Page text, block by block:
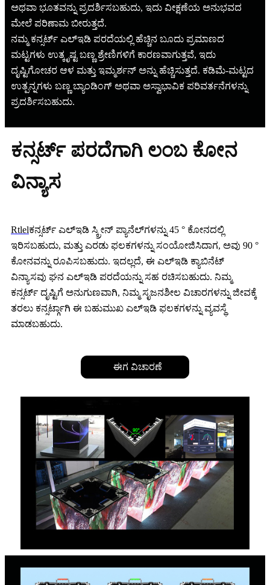
ಅಥವಾ ಭೂತವನ್ನು ಪ್ರದರ್ಶಿಸಬಹುದು, ಇದು ವೀಕ್ಷಣೆಯ ಅನುಭವದ
ಮೇಲೆ ಪರಿಣಾಮ ಬೀರುತ್ತದೆ.
ನಮ್ಮ ಕನ್ಸರ್ಟ್ ಎಲ್ಇಡಿ ಪರದೆಯಲ್ಲಿ ಹೆಚ್ಚಿನ ಬೂದು ಪ್ರಮಾಣದ
ಮಟ್ಟಗಳು ಉತ್ಕೃಷ್ಟ ಬಣ್ಣ ಶ್ರೇಣಿಗಳಿಗೆ ಕಾರಣವಾಗುತ್ತವೆ, ಇದು
ದೃಷ್ಟಿಗೋಚರ ಆಳ ಮತ್ತು ಇಮ್ಮರ್ಶನ್ ಅನ್ನು ಹೆಚ್ಚಿಸುತ್ತದೆ. ಕಡಿಮೆ-ಮಟ್ಟದ
ಉತ್ಪನ್ನಗಳು ಬಣ್ಣ ಬ್ಯಾಂಡಿಂಗ್ ಅಥವಾ ಅಸ್ವಾಭಾವಿಕ ಪರಿವರ್ತನೆಗಳನ್ನು
ಪ್ರದರ್ಶಿಸಬಹುದು.
ಕನ್ಸರ್ಟ್ ಪರದೆಗಾಗಿ ಲಂಬ ಕೋನ
ವಿನ್ಯಾಸ
Rtlelಕನ್ಸರ್ಟ್ ಎಲ್ಇಡಿ ಸ್ಕ್ರೀನ್ ಪ್ಯಾನೆಲ್‌ಗಳನ್ನು 45 ° ಕೋನದಲ್ಲಿ
ಇರಿಸಬಹುದು, ಮತ್ತು ಎರಡು ಫಲಕಗಳನ್ನು ಸಂಯೋಜಿಸಿದಾಗ, ಅವು 90 °
ಕೋನವನ್ನು ರೂಪಿಸಬಹುದು. ಇದಲ್ಲದೆ, ಈ ಎಲ್ಇಡಿ ಕ್ಯಾಬಿನೆಟ್
ವಿನ್ಯಾಸವು ಘನ ಎಲ್ಇಡಿ ಪರದೆಯನ್ನು ಸಹ ರಚಿಸಬಹುದು. ನಿಮ್ಮ
ಕನ್ಸರ್ಟ್ ದೃಷ್ಟಿಗೆ ಅನುಗುಣವಾಗಿ, ನಿಮ್ಮ ಸೃಜನಶೀಲ ವಿಚಾರಗಳನ್ನು ಜೀವಕ್ಕೆ
ತರಲು ಕನ್ಸರ್ಟ್ಗಾಗಿ ಈ ಬಹುಮುಖ ಎಲ್ಇಡಿ ಫಲಕಗಳನ್ನು ವ್ಯವಸ್ಥೆ
ಮಾಡಬಹುದು.
ಈಗ ವಿಚಾರಣೆ